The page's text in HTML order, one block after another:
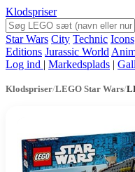
Klodspriser
Star Wars City Technic Icons
Editions Jurassic World
Log ind | Markedsplads |
Klodspriser/LEGO Star Wars/